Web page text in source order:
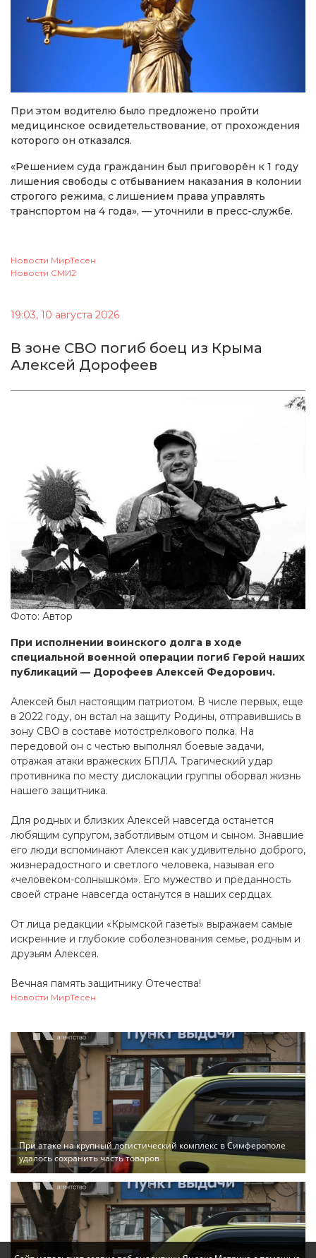
При этом водителю было предложено пройти
медицинское освидетельствование, от прохождения
которого он отказался.
«Решением суда гражданин был приговорён к 1 году
лишения свободы с отбыванием наказания в колонии
строгого режима, с лишением права управлять
транспортом на 4 года», — уточнили в пресс-службе.
Новости МирТесен
Новости СМИ2
19:03, 10 августа 2026
В зоне СВО погиб боец из Крыма
Алексей Дорофеев
Фото: Автор
При исполнении воинского долга в ходе
специальной военной операции погиб Герой наших
публикаций — Дорофеев Алексей Федорович.
Алексей был настоящим патриотом. В числе первых, еще
в 2022 году, он встал на защиту Родины, отправившись в
зону СВО в составе мотострелкового полка. На
передовой он с честью выполнял боевые задачи,
отражая атаки вражеских БПЛА. Трагический удар
противника по месту дислокации группы оборвал жизнь
нашего защитника.
Для родных и близких Алексей навсегда останется
любящим супругом, заботливым отцом и сыном. Знавшие
его люди вспоминают Алексея как удивительно доброго,
жизнерадостного и светлого человека, называя его
«человеком-солнышком». Его мужество и преданность
своей стране навсегда останутся в наших сердцах.
От лица редакции «Крымской газеты» выражаем самые
искренние и глубокие соболезнования семье, родным и
друзьям Алексея.
Вечная память защитнику Отечества!
Новости МирТесен
При атаке на крупный логистический комплекс в Симферополе
удалось сохранить часть товаров